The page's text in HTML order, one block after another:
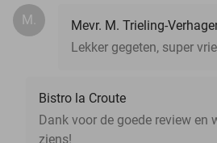
M.
Mevr. M. Trieling-
Lekker gegeten, super
Bistro la Croute
Dank voor de goede review en
ziens!